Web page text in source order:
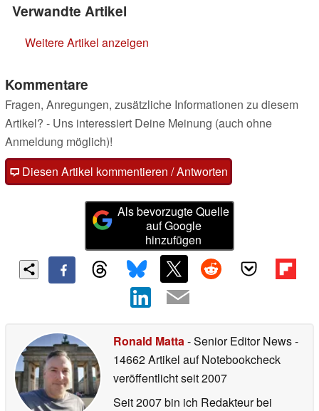
Verwandte Artikel
Weitere Artikel anzeigen
Kommentare
Fragen, Anregungen, zusätzliche Informationen zu diesem
Artikel? - Uns interessiert Deine Meinung (auch ohne
Anmeldung möglich)!
Diesen Artikel kommentieren / Antworten
Als bevorzugte Quelle
auf Google
hinzufügen
Ronald Matta- Senior Editor News-
14662 Artikel auf Notebookcheck
veröffentlichtseit 2007
Seit 2007 bin ich Redakteur bei